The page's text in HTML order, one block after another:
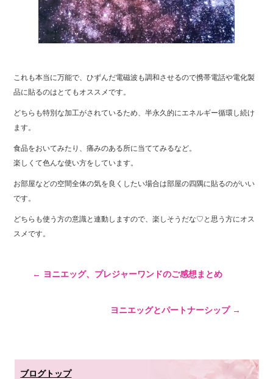
これも本当に万能で、ひずんだ電磁波も調和させるので携帯電話や電化製
品に貼るのはとてもオススメです。
どちらも特別な加工がされているため、半永久的にエネルギー循環し続け
ます。
食品をおいてみたり、痛みのある所に当ててみるなど。
楽しくて色んな使い方をしています。
お部屋などの空間全体の気を良くしたい場合は部屋の四隅に貼るのがいい
です。
どちらも使う方の意識と連動しますので、楽しそうだな♡と思う方にオス
スメです。
← ヨニエッグ、プレジャーワンドのご感想まとめ
ヨニエッグとパートナーシップ →
ブログトップ